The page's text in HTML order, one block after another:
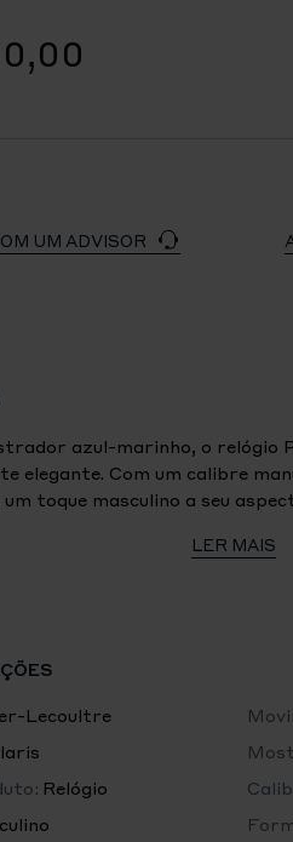
UM ADVISOR
azul-marinho, o relógio
elegante. Com um calibre
um toque masculino a seu
brancos luminescentes
LER MAIS
Lecoultre
Relógio